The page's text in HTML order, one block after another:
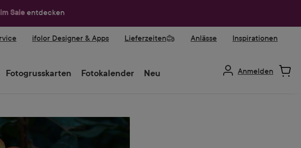
Sale entdecken
ifolor Designer & Apps Lieferzeiten Anlässe Inspirationen
Fotogrusskarten Fotokalender Neu Anmelden